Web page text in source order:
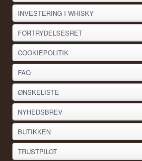
INVESTERING I WHISKY
FORTRYDELSESRET
COOKIEPOLITIK
FAQ
ØNSKELISTE
NYHEDSBREV
BUTIKKEN
TRUSTPILOT